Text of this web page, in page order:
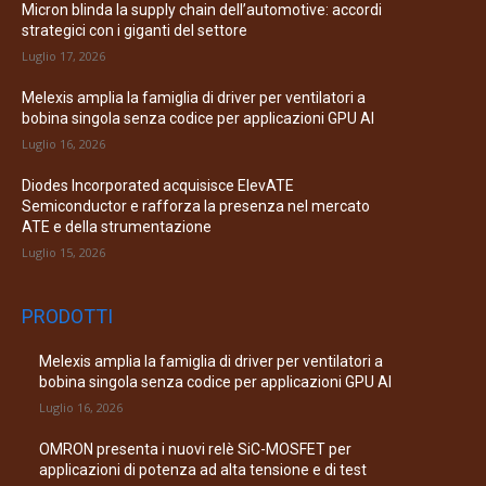
Micron blinda la supply chain dell’automotive: accordi
strategici con i giganti del settore
Luglio 17, 2026
Melexis amplia la famiglia di driver per ventilatori a
bobina singola senza codice per applicazioni GPU AI
Luglio 16, 2026
Diodes Incorporated acquisisce ElevATE
Semiconductor e rafforza la presenza nel mercato
ATE e della strumentazione
Luglio 15, 2026
PRODOTTI
Melexis amplia la famiglia di driver per ventilatori a
bobina singola senza codice per applicazioni GPU AI
Luglio 16, 2026
OMRON presenta i nuovi relè SiC-MOSFET per
applicazioni di potenza ad alta tensione e di test